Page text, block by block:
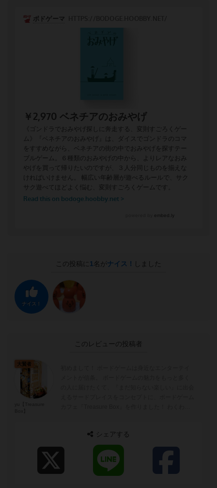
この投稿に 1 名がナイス！ しました
ナイス！
このレビューの投稿者
大賢者
シェアする